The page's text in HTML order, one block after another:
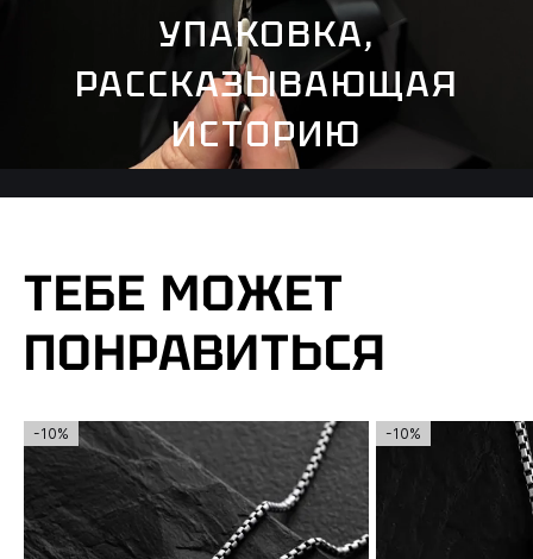
УПАКОВКА,
РАССКАЗЫВАЮЩАЯ
ИСТОРИЮ
ТЕБЕ МОЖЕТ
ПОНРАВИТЬСЯ
-10% -10%